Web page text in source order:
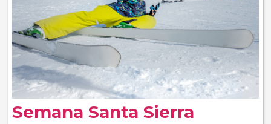
Regístrate
Semana Santa Sierra